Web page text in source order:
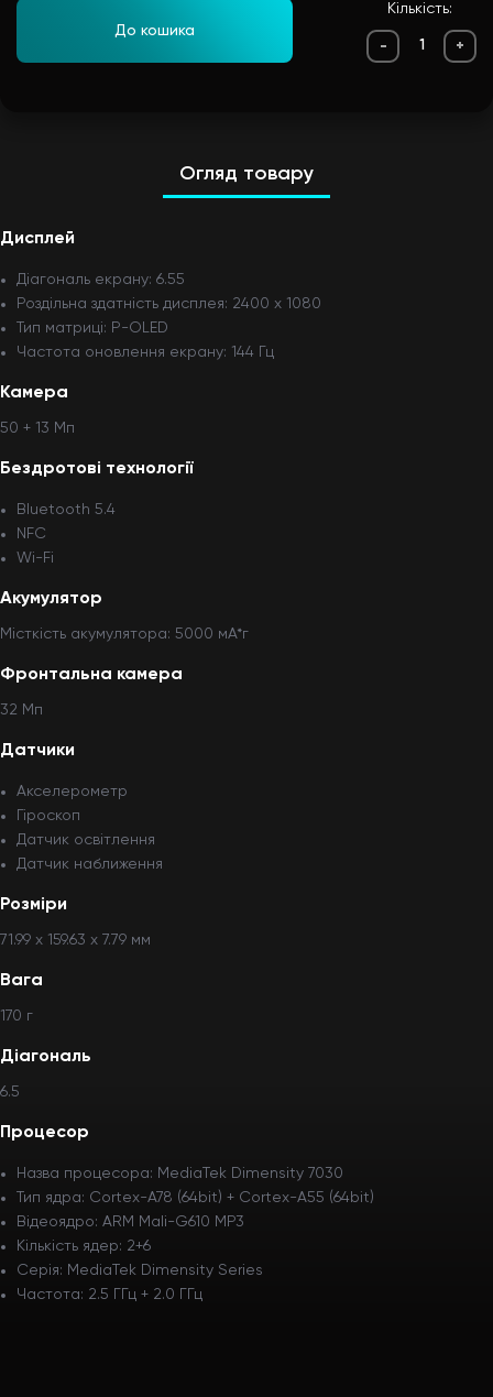
До кошика
Кількість:
- +
Огляд товару
Дисплей
Діагональ екрану: 6.55
Роздільна здатність дисплея: 2400 x 1080
Тип матриці: P-OLED
Частота оновлення екрану: 144 Гц
Камера
50 + 13 Мп
Бездротові технології
Bluetooth 5.4
NFC
Wi-Fi
Акумулятор
Місткість акумулятора: 5000 мА*г
Фронтальна камера
32 Мп
Датчики
Акселерометр
Гіроскоп
Датчик освітлення
Датчик наближення
Розміри
71.99 х 159.63 х 7.79 мм
Вага
170 г
Діагональ
6.5
Процесор
Назва процесора: MediaTek Dimensity 7030
Тип ядра: Cortex-A78 (64bit) + Cortex-A55 (64bit)
Відеоядро: ARM Mali-G610 MP3
Кількість ядер: 2+6
Серія: MediaTek Dimensity Series
Частота: 2.5 ГГц + 2.0 ГГц